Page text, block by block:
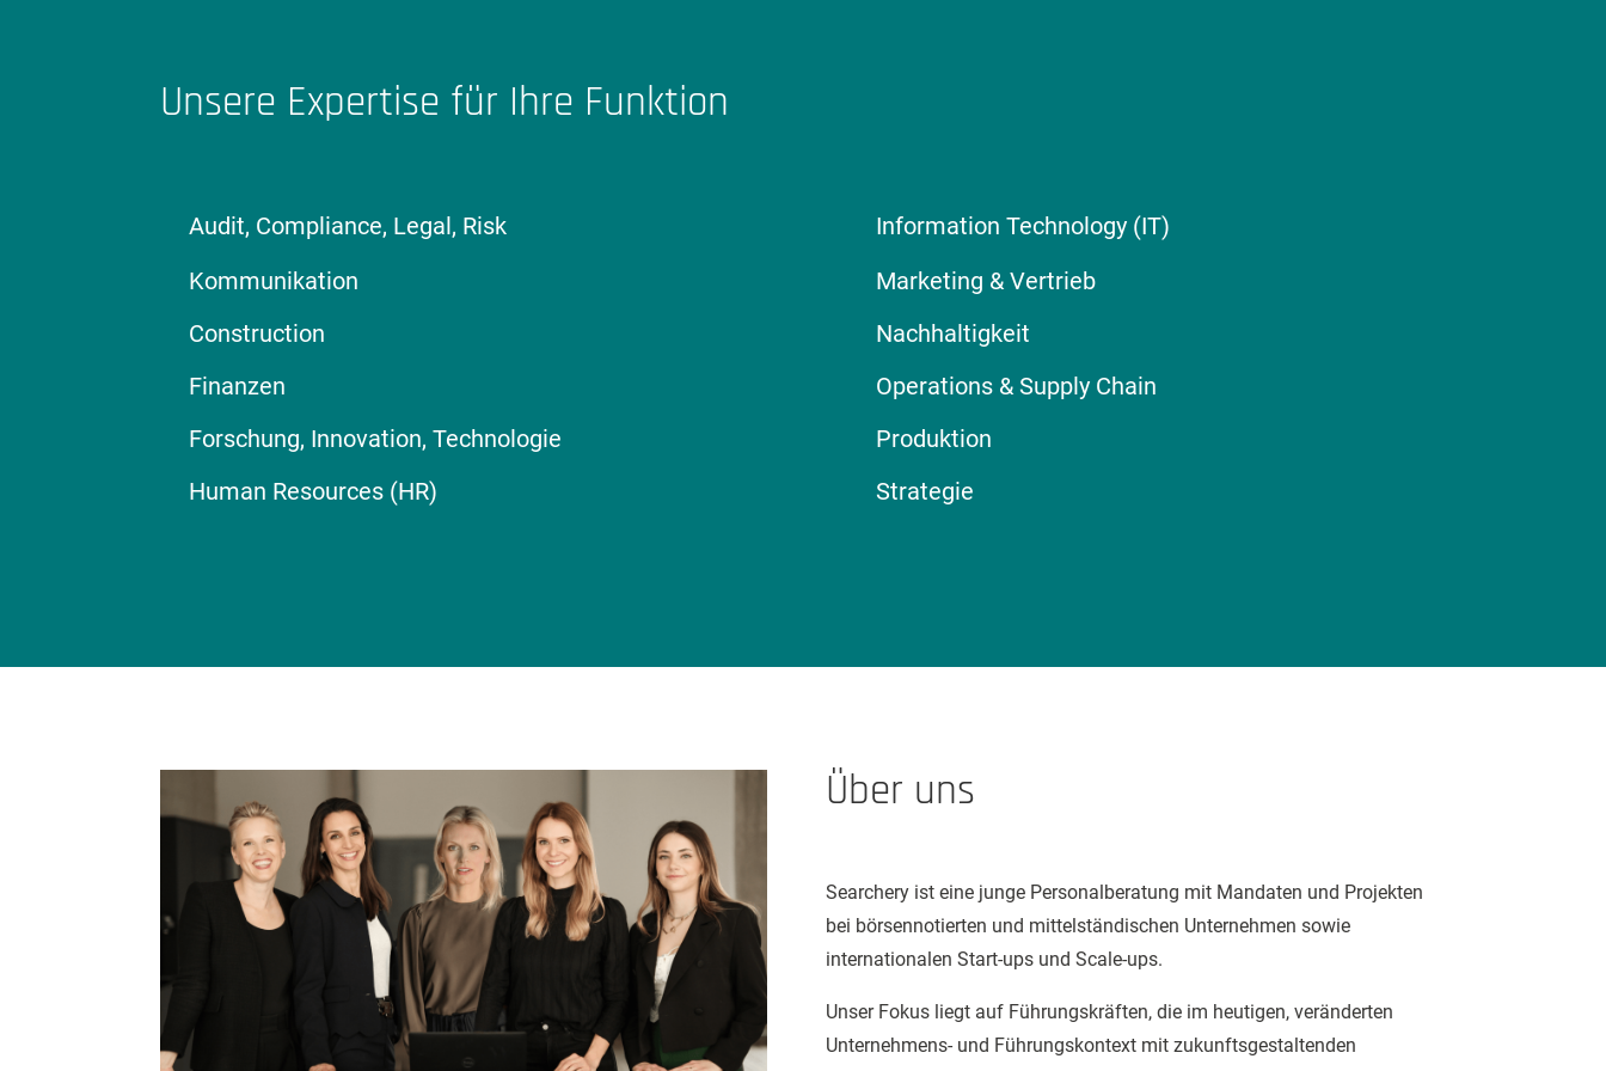
Unsere Expertise für Ihre Funktion
Audit, Compliance, Legal, Risk
Information Technology (IT)
Kommunikation
Marketing & Vertrieb
Construction
Nachhaltigkeit
Finanzen
Operations & Supply Chain
Forschung, Innovation, Technologie
Produktion
Human Resources (HR)
Strategie
Über uns
Searchery ist eine junge Personalberatung mit Mandaten und Projekten
bei börsennotierten und mittelständischen Unternehmen sowie
internationalen Start-ups und Scale-ups.
Unser Fokus liegt auf Führungskräften, die im heutigen, veränderten
Unternehmens- und Führungskontext mit zukunftsgestaltenden